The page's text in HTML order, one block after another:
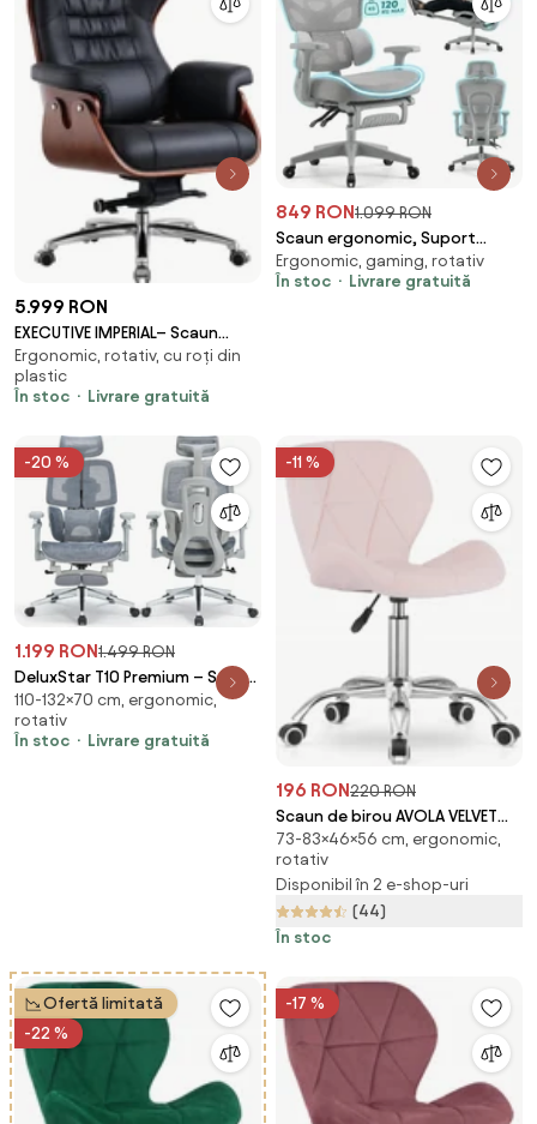
5.999 RON
EXECUTIVE IMPERIAL– Scaun
Directorial Premium, Tapițerie
din Piele PU Calitativă, Furnir
Curbat Finisaj Nuc, Funcție de
Bază din Aluminiu, Negru
Ergonomic, rotativ, cu roți din
plastic
În stoc
Livrare gratuită
849 RON1.099 RON
Scaun ergonomic, Suport
Lombar 3 Zone Dinamice,
Spătar ajustabil pe inaltime,
Ergonomic, gaming, rotativ
În stoc
Livrare gratuită
-20 %
1.199 RON1.499 RON
DeluxStar T10 Premium – Scaun
ergonomic, cotiere 6D ultra
moi, Suport Lombar 3 Zone
Dinamice, Spătar ajustabil pe
110-132×70 cm, ergonomic,
rotativ
În stoc
Livrare gratuită
-11 %
196 RON220 RON
Scaun de birou AVOLA VELVET
roz
73-83×46×56 cm, ergonomic,
rotativ
Disponibil în 2 e-shop-uri
(44)
În stoc
Ofertă limitată
-22 %
-17 %